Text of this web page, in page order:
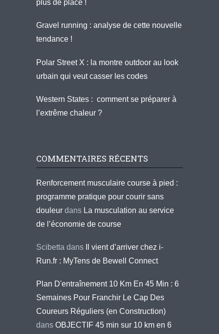
plus de place !
Gravel running : analyse de cette nouvelle
tendance !
Polar Street X : la montre outdoor au look
urbain qui veut casser les codes
Western States : comment se préparer à
l’extrême chaleur ?
COMMENTAIRES RÉCENTS
Renforcement musculaire course à pied :
programme pratique pour courir sans
douleur dans La musculation au service
de l’économie de course
Scibetta dans
Il vient d’arriver chez i-
Run.fr : MyTens de Bewell Connect
Plan D'entraînement 10 Km En 45 Min : 6
Semaines Pour Franchir Le Cap Des
Coureurs Réguliers (en Construction)
dans OBJECTIF 45 min sur 10 km en 6